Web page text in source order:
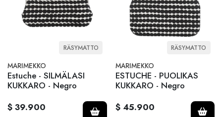
RÄSYMATTO
MARIMEKKO
Estuche - SILMÄLASI
KUKKARO - Negro
$ 39.900
RÄSYMATTO
MARIMEKKO
ESTUCHE - PUOLIKAS
KUKKARO - Negro
$ 45.900